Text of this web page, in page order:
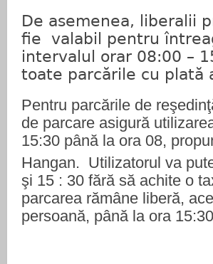
De asemenea, liberalii
fie valabil pentru
intervalul orar 08:00 –
toate parcările cu plată
Pentru parcările de
de parcare asigură
15:30 până la ora 08,
Hangan. Utilizatorul va
şi 15 : 30 fără să achite o
parcarea rămâne liberă,
persoană, până la ora